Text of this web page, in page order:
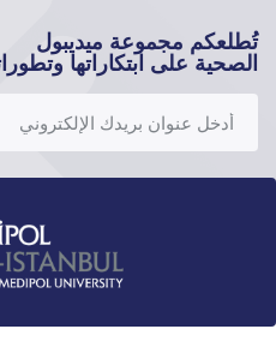
تُطلعكم مجموعة ميديبول
الصحية على ابتكاراتها